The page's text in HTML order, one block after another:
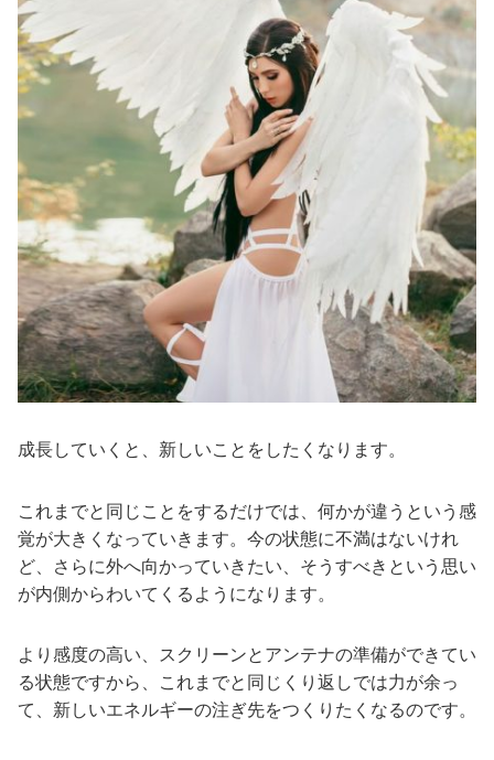
成長していくと、新しいことをしたくなります。
これまでと同じことをするだけでは、何かが違うという感
覚が大きくなっていきます。今の状態に不満はないけれ
ど、さらに外へ向かっていきたい、そうすべきという思い
が内側からわいてくるようになります。
より感度の高い、スクリーンとアンテナの準備ができてい
る状態ですから、これまでと同じくり返しでは力が余っ
て、新しいエネルギーの注ぎ先をつくりたくなるのです。